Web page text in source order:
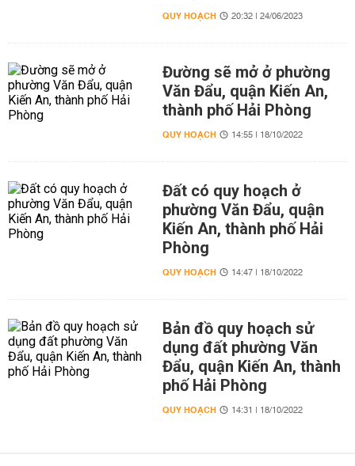
QUY HOẠCH 20:32 | 24/06/2023
Đường sẽ mở ở phường
Văn Đẩu, quận Kiến An,
thành phố Hải Phòng
QUY HOẠCH 14:55 | 18/10/2022
Đất có quy hoạch ở
phường Văn Đẩu, quận
Kiến An, thành phố Hải
Phòng
QUY HOẠCH 14:47 | 18/10/2022
Bản đồ quy hoạch sử
dụng đất phường Văn
Đẩu, quận Kiến An, thành
phố Hải Phòng
QUY HOẠCH 14:31 | 18/10/2022